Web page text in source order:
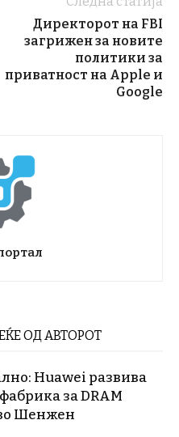
Директорот на FBI
загрижен за новите
политики за
приватност на Apple и
Google
ОД АВТОРОТ
Huawei развива
за DRAM
Шенжен